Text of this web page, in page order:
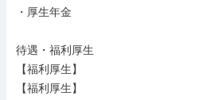
・厚生年金
待遇・福利厚生
【福利厚生】
【福利厚生】